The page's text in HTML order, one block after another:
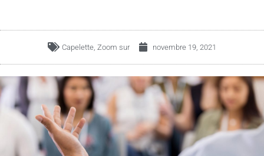
Capelette Zoom sur novembre 19, 2021